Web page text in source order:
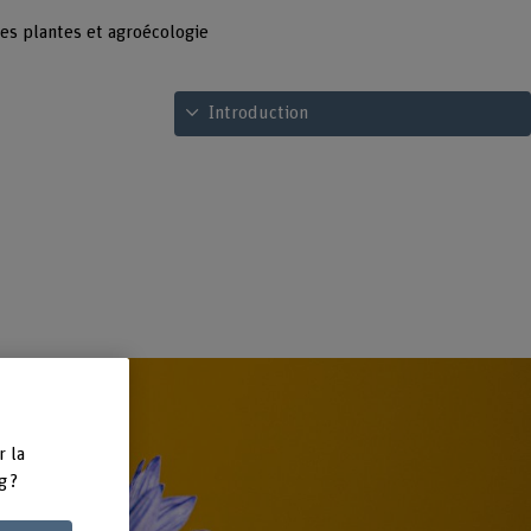
plantes et agroécologie
Voir le sommaire
Introduction
la
?